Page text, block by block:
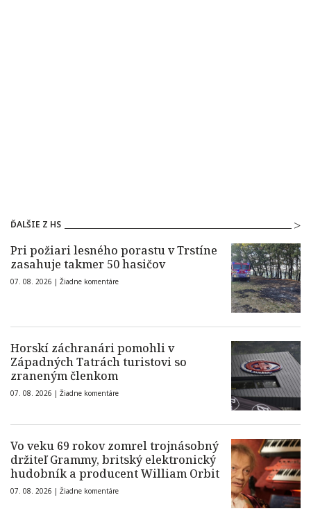
ĎALŠIE Z HS
Pri požiari lesného porastu v Trstíne
zasahuje takmer 50 hasičov
07. 08. 2026 | Žiadne komentáre
Horskí záchranári pomohli v
Západných Tatrách turistovi so
zraneným členkom
07. 08. 2026 | Žiadne komentáre
Vo veku 69 rokov zomrel trojnásobný
držiteľ Grammy, britský elektronický
hudobník a producent William Orbit
07. 08. 2026 | Žiadne komentáre